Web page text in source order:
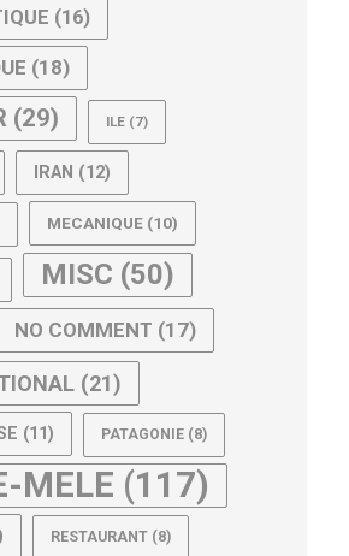
(16)
(18)
(29) ILE (7)
IRAN (12)
MECANIQUE (10)
MISC (50)
NO COMMENT (17)
(21)
(11) PATAGONIE (8)
MELE (117)
RESTAURANT (8)